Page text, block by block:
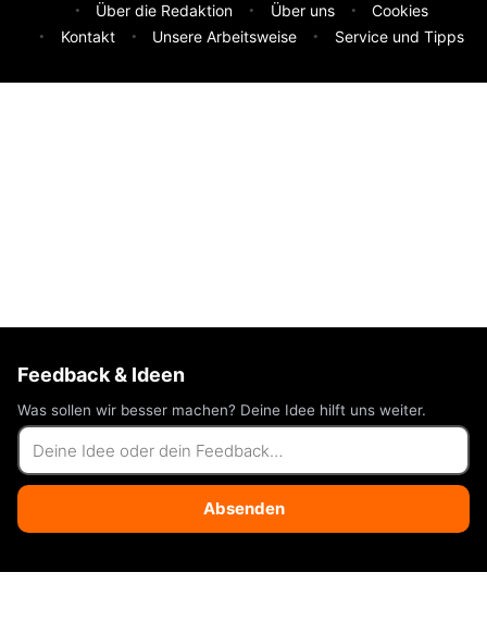
Über die Redaktion
Über uns
Cookies
Kontakt
Unsere Arbeitsweise Service und Tipps
Feedback & Ideen
Was sollen wir besser machen? Deine Idee hilft uns weiter.
Absenden